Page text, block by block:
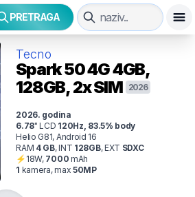
PRETRAGA
Tecno
Spark 50 4G4GB,
128GB, 2x SIM
2026
2026. godina
6.78" LCD 120Hz 83.5% body
Helio G81, Android 16
RAM 4GB,INT 128GB,EXT SDXC
⚡ 18W, 7000 mAh
1 kamera, max 50MP